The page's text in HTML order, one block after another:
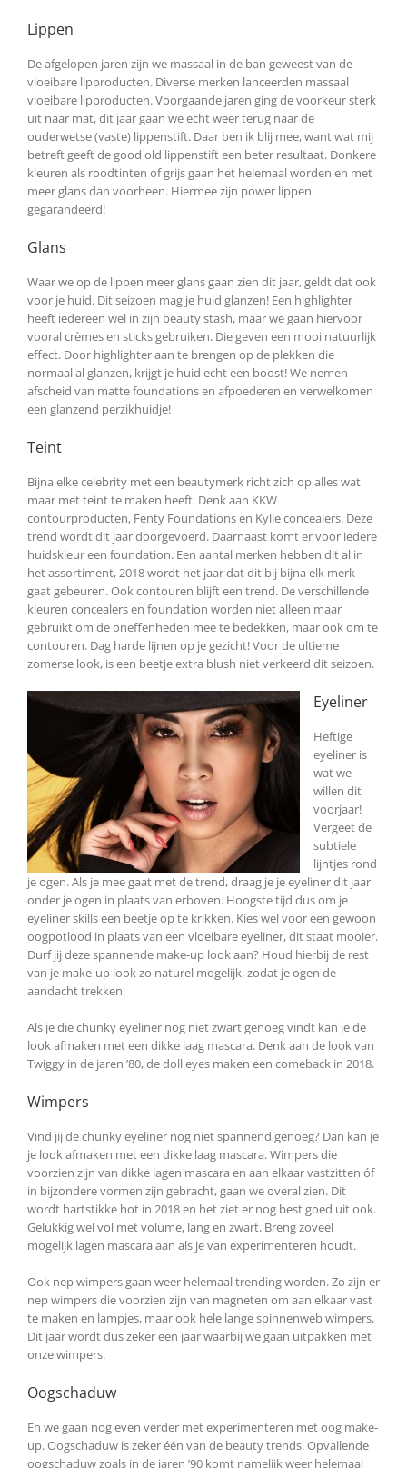
Lippen
De afgelopen jaren zijn we massaal in de ban geweest van de
vloeibare lipproducten. Diverse merken lanceerden massaal
vloeibare lipproducten. Voorgaande jaren ging de voorkeur sterk
uit naar mat, dit jaar gaan we echt weer terug naar de
ouderwetse (vaste) lippenstift. Daar ben ik blij mee, want wat mij
betreft geeft de good old lippenstift een beter resultaat. Donkere
kleuren als roodtinten of grijs gaan het helemaal worden en met
meer glans dan voorheen. Hiermee zijn power lippen
gegarandeerd!
Glans
Waar we op de lippen meer glans gaan zien dit jaar, geldt dat ook
voor je huid. Dit seizoen mag je huid glanzen! Een highlighter
heeft iedereen wel in zijn beauty stash, maar we gaan hiervoor
vooral crèmes en sticks gebruiken. Die geven een mooi natuurlijk
effect. Door highlighter aan te brengen op de plekken die
normaal al glanzen, krijgt je huid echt een boost! We nemen
afscheid van matte foundations en afpoederen en verwelkomen
een glanzend perzikhuidje!
Teint
Bijna elke celebrity met een beautymerk richt zich op alles wat
maar met teint te maken heeft. Denk aan KKW
contourproducten, Fenty Foundations en Kylie concealers. Deze
trend wordt dit jaar doorgevoerd. Daarnaast komt er voor iedere
huidskleur een foundation. Een aantal merken hebben dit al in
het assortiment, 2018 wordt het jaar dat dit bij bijna elk merk
gaat gebeuren. Ook contouren blijft een trend. De verschillende
kleuren concealers en foundation worden niet alleen maar
gebruikt om de oneffenheden mee te bedekken, maar ook om te
contouren. Dag harde lijnen op je gezicht! Voor de ultieme
zomerse look, is een beetje extra blush niet verkeerd dit seizoen.
Eyeliner
Heftige
eyeliner is
wat we
willen dit
voorjaar!
Vergeet de
subtiele
lijntjes rond
je ogen. Als je mee gaat met de trend, draag je je eyeliner dit jaar
onder je ogen in plaats van erboven. Hoogste tijd dus om je
eyeliner skills een beetje op te krikken. Kies wel voor een gewoon
oogpotlood in plaats van een vloeibare eyeliner, dit staat mooier.
Durf jij deze spannende make-up look aan? Houd hierbij de rest
van je make-up look zo naturel mogelijk, zodat je ogen de
aandacht trekken.
Als je die chunky eyeliner nog niet zwart genoeg vindt kan je de
look afmaken met een dikke laag mascara. Denk aan de look van
Twiggy in de jaren ’80, de doll eyes maken een comeback in 2018.
Wimpers
Vind jij de chunky eyeliner nog niet spannend genoeg? Dan kan je
je look afmaken met een dikke laag mascara. Wimpers die
voorzien zijn van dikke lagen mascara en aan elkaar vastzitten óf
in bijzondere vormen zijn gebracht, gaan we overal zien. Dit
wordt hartstikke hot in 2018 en het ziet er nog best goed uit ook.
Gelukkig wel vol met volume, lang en zwart. Breng zoveel
mogelijk lagen mascara aan als je van experimenteren houdt.
Ook nep wimpers gaan weer helemaal trending worden. Zo zijn er
nep wimpers die voorzien zijn van magneten om aan elkaar vast
te maken en lampjes, maar ook hele lange spinnenweb wimpers.
Dit jaar wordt dus zeker een jaar waarbij we gaan uitpakken met
onze wimpers.
Oogschaduw
En we gaan nog even verder met experimenteren met oog make-
up. Oogschaduw is zeker één van de beauty trends. Opvallende
oogschaduw zoals in de jaren ’90 komt namelijk weer helemaal